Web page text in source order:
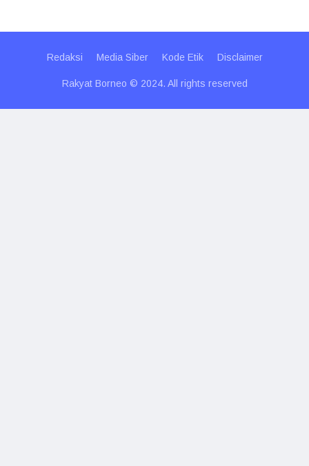
Redaksi Media Siber Kode Etik Disclaimer
Rakyat Borneo © 2024. All rights reserved